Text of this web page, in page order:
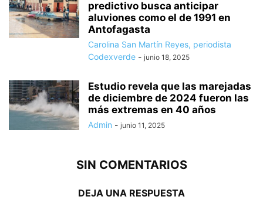
predictivo busca anticipar
aluviones como el de 1991 en
Antofagasta
Carolina San Martín Reyes, periodista
Codexverde - junio 18, 2025
Estudio revela que las marejadas
de diciembre de 2024 fueron las
más extremas en 40 años
Admin - junio 11, 2025
SIN COMENTARIOS
DEJA UNA RESPUESTA